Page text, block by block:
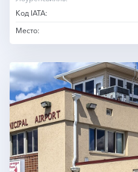
Код IATA:
Место: